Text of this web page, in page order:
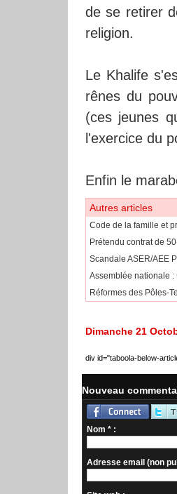
de se retirer
religion.
Le Khalife
rênes du
(ces jeunes
l'exercice du
Enfin le
Autres articles
Code de la famille et
Prétendu contrat de
Scandale ASER/AEE
Assemblée nationale
Réformes des Pôles-
Dimanche 21
div id="taboola-below-
Nouveau
Nom * :
Adresse email (non